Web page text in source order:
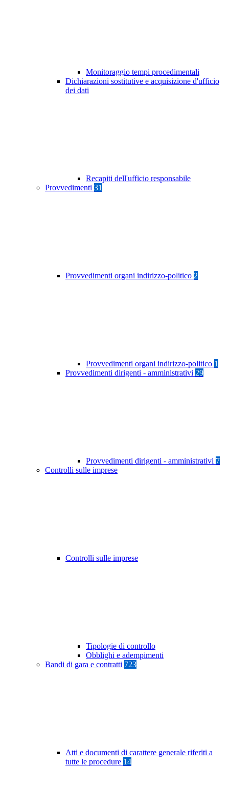
Monitoraggio tempi procedimentali
Dichiarazioni sostitutive e acquisizione d'ufficio
dei dati
Recapiti dell'ufficio responsabile
Provvedimenti 31
Provvedimenti organi indirizzo-politico 2
Provvedimenti organi indirizzo-politico 1
Provvedimenti dirigenti - amministrativi 29
Provvedimenti dirigenti - amministrativi 7
Controlli sulle imprese
Controlli sulle imprese
Tipologie di controllo
Obblighi e adempimenti
Bandi di gara e contratti 723
Atti e documenti di carattere generale riferiti a
tutte le procedure 14